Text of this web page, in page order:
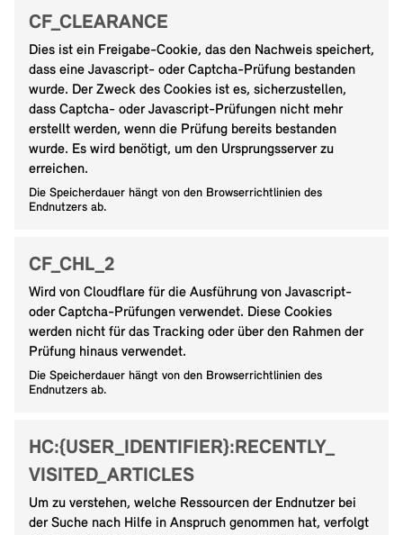
CF_CLEARANCE
Dies ist ein Freigabe-Cookie, das den Nachweis speichert,
dass eine Javascript- oder Captcha-Prüfung bestanden
wurde. Der Zweck des Cookies ist es, sicherzustellen,
dass Captcha- oder Javascript-Prüfungen nicht mehr
erstellt werden, wenn die Prüfung bereits bestanden
wurde. Es wird benötigt, um den Ursprungsserver zu
erreichen.
Die Speicherdauer hängt von den Browserrichtlinien des
Endnutzers ab.
CF_CHL_2
Wird von Cloudflare für die Ausführung von Javascript-
oder Captcha-Prüfungen verwendet. Diese Cookies
werden nicht für das Tracking oder über den Rahmen der
Prüfung hinaus verwendet.
Die Speicherdauer hängt von den Browserrichtlinien des
Endnutzers ab.
HC:{USER_IDENTIFIER}:RECENTLY_
VISITED_ARTICLES
Um zu verstehen, welche Ressourcen der Endnutzer bei
der Suche nach Hilfe in Anspruch genommen hat, verfolgt